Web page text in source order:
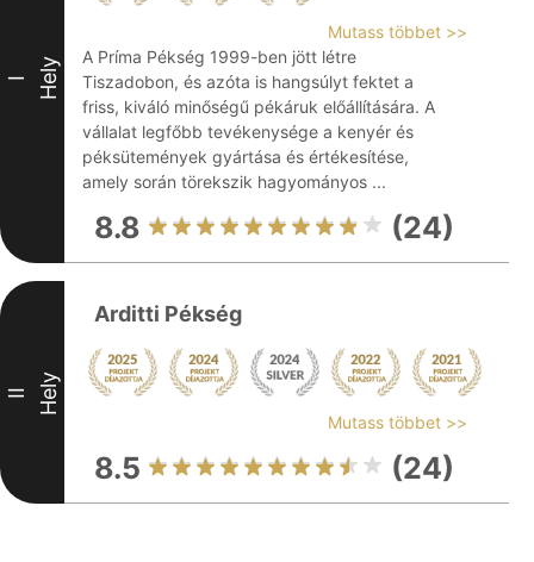
I Hely
Mutass többet >>
A Príma Pékség 1999-ben jött létre
Tiszadobon, és azóta is hangsúlyt fektet a
friss, kiváló minőségű pékáruk előállítására. A
vállalat legfőbb tevékenysége a kenyér és
péksütemények gyártása és értékesítése,
amely során törekszik hagyományos ...
8.8 (24)
II Hely
Arditti Pékség
Mutass többet >>
8.5 (24)